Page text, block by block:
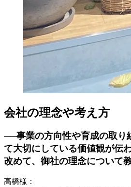
会社の理念や考え方
──事業の方向性や育成の取り
て大切にしている価値観が伝
改めて、御社の理念について
高橋様：